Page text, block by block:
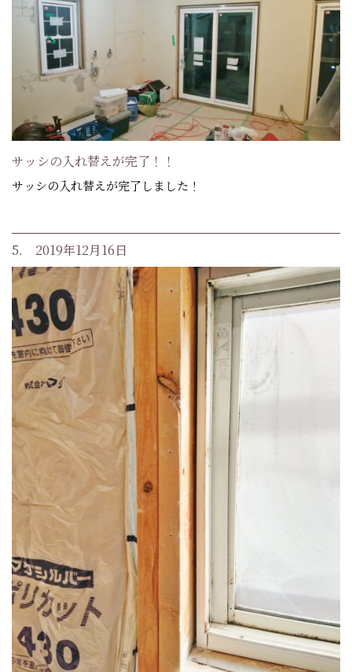
サッシの入れ替えが完了！！
サッシの入れ替えが完了しました！
5. 2019年12月16日